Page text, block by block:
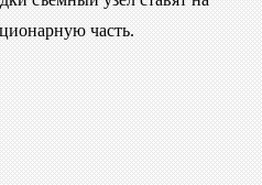
часть.